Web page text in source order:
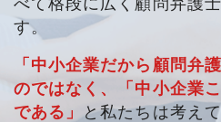
す。
「中小企業だから顧問弁
のではなく、「中小企業
である」
と私たちは考えて